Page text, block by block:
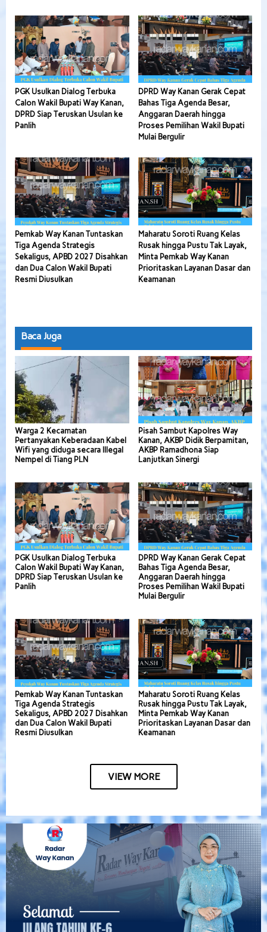
PGK Usulkan Dialog Terbuka
Calon Wakil Bupati Way Kanan,
DPRD Siap Teruskan Usulan ke
Panlih
DPRD Way Kanan Gerak Cepat
Bahas Tiga Agenda Besar,
Anggaran Daerah hingga
Proses Pemilihan Wakil Bupati
Mulai Bergulir
Pemkab Way Kanan Tuntaskan
Tiga Agenda Strategis
Sekaligus, APBD 2027 Disahkan
dan Dua Calon Wakil Bupati
Resmi Diusulkan
Maharatu Soroti Ruang Kelas
Rusak hingga Pustu Tak Layak,
Minta Pemkab Way Kanan
Prioritaskan Layanan Dasar dan
Keamanan
Baca Juga
Warga 2 Kecamatan
Pertanyakan Keberadaan Kabel
Wifi yang diduga secara Illegal
Nempel di Tiang PLN
Pisah Sambut Kapolres Way
Kanan, AKBP Didik Berpamitan,
AKBP Ramadhona Siap
Lanjutkan Sinergi
PGK Usulkan Dialog Terbuka
Calon Wakil Bupati Way Kanan,
DPRD Siap Teruskan Usulan ke
Panlih
DPRD Way Kanan Gerak Cepat
Bahas Tiga Agenda Besar,
Anggaran Daerah hingga
Proses Pemilihan Wakil Bupati
Mulai Bergulir
Pemkab Way Kanan Tuntaskan
Tiga Agenda Strategis
Sekaligus, APBD 2027 Disahkan
dan Dua Calon Wakil Bupati
Resmi Diusulkan
Maharatu Soroti Ruang Kelas
Rusak hingga Pustu Tak Layak,
Minta Pemkab Way Kanan
Prioritaskan Layanan Dasar dan
Keamanan
VIEW MORE